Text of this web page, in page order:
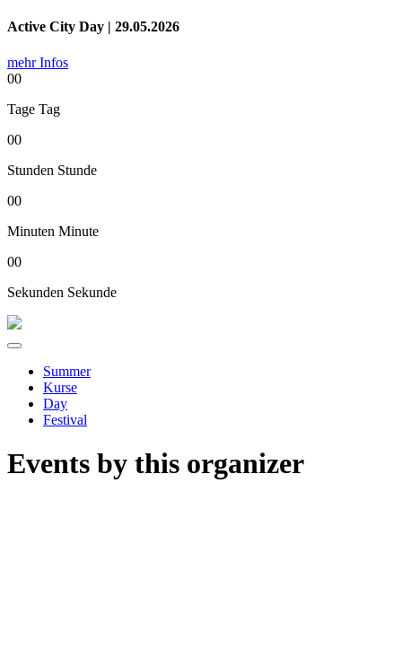
Active City Day | 29.05.2026
mehr Infos
00
Tage Tag
00
Stunden Stunde
00
Minuten Minute
00
Sekunden Sekunde
Summer
Kurse
Day
Festival
Events by this organizer